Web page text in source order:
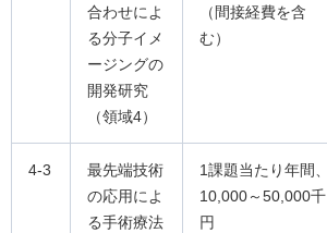
合わせによ
る分子イメ
ージングの
開発研究
（領域4）
（間接経費を含
む）
4-3
最先端技術
の応用によ
る手術療法
1課題当たり年間、
10,000～50,000千
円